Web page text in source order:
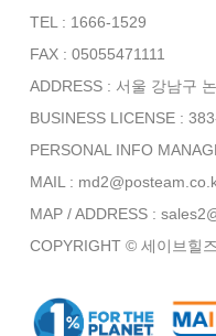
TEL : 1666-1529
FAX : 05055471111
ADDRESS : 서울 강남구
BUSINESS LICENSE :
PERSONAL INFO
MAIL :
MAP / ADDRESS :
COPYRIGHT © 세이브힐